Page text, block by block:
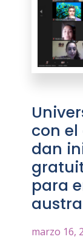
con el
dan
para
marzo 16,